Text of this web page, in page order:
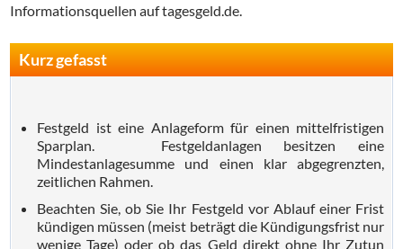
Informationsquellen auf tagesgeld.de.
Kurz gefasst
Festgeld ist eine Anlageform für einen mittelfristigen
Sparplan. Festgeldanlagen besitzen eine
Mindestanlagesumme und einen klar abgegrenzten,
zeitlichen Rahmen.
Beachten Sie, ob Sie Ihr Festgeld vor Ablauf einer Frist
kündigen müssen (meist beträgt die Kündigungsfrist nur
wenige Tage) oder ob das Geld direkt ohne Ihr Zutun